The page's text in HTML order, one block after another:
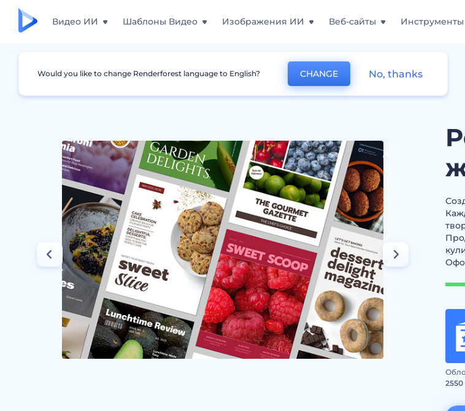
Видео ИИ Шаблоны Видео Изображения ИИ Веб-сайты Инструменты
Дизайны Обложки журнала Реалистичные обложки журнала о кулинарии
2550
Would you like to change Renderforest language to English? CHANGE No, thanks